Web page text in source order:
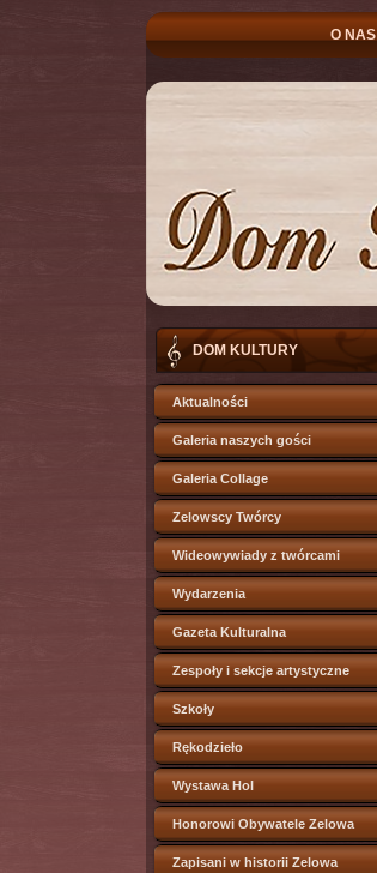
O NAS
DOM KULTURY
Aktualności
Galeria naszych gości
Galeria Collage
Zelowscy Twórcy
Wideowywiady z twórcami
Wydarzenia
Gazeta Kulturalna
Zespoły i sekcje artystyczne
Szkoły
Rękodzieło
Wystawa Hol
Honorowi Obywatele Zelowa
Zapisani w historii Zelowa